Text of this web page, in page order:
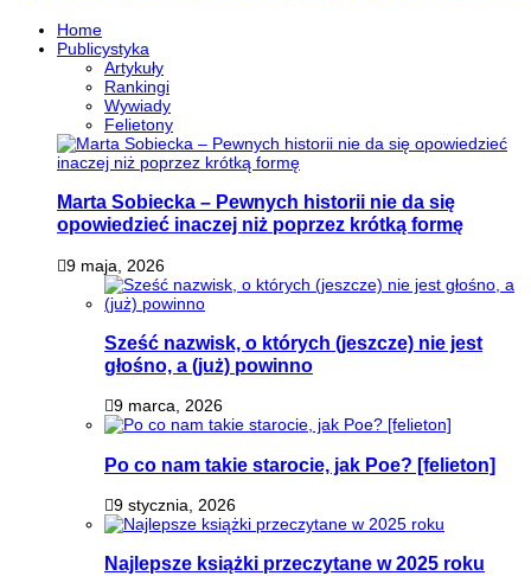
Home
Publicystyka
Artykuły
Rankingi
Wywiady
Felietony
Marta Sobiecka – Pewnych historii nie da się
opowiedzieć inaczej niż poprzez krótką formę
9 maja, 2026
Sześć nazwisk, o których (jeszcze) nie jest
głośno, a (już) powinno
9 marca, 2026
Po co nam takie starocie, jak Poe? [felieton]
9 stycznia, 2026
Najlepsze książki przeczytane w 2025 roku